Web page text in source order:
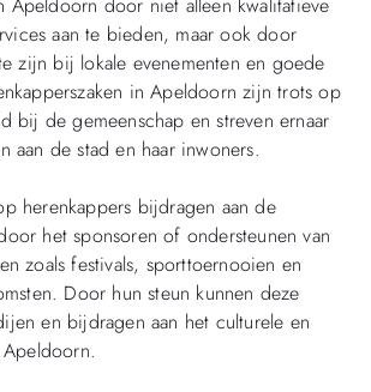
aan te bieden, maar ook door
zijn bij lokale evenementen en goede
in Apeldoorn zijn trots op
bij de gemeenschap en streven ernaar
aan de stad en haar inwoners.
herenkappers bijdragen aan de
het sponsoren of ondersteunen van
zoals festivals, sporttoernooien en
Door hun steun kunnen deze
en bijdragen aan het culturele en